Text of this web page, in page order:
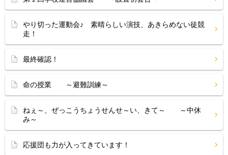
やり切った運動会♪ 素晴らしい演技、あきらめない徒競
走！
最終確認！
命の授業 ～避難訓練～
ねぇ～、ぜっこうちょうせんせ～い、きて～ ～中休
み～
応援団も力が入ってきています！